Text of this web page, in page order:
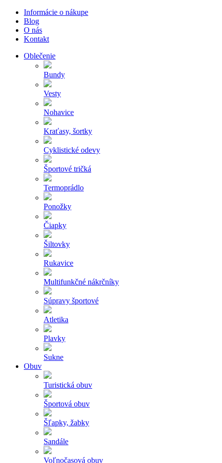
Informácie o nákupe
Blog
O nás
Kontakt
Oblečenie
Bundy
Vesty
Nohavice
Kraťasy, šortky
Cyklistické odevy
Športové tričká
Termoprádlo
Ponožky
Čiapky
Šiltovky
Rukavice
Multifunkčné nákrčníky
Súpravy športové
Atletika
Plavky
Sukne
Obuv
Turistická obuv
Športová obuv
Šľapky, žabky
Sandále
Voľnočasová obuv